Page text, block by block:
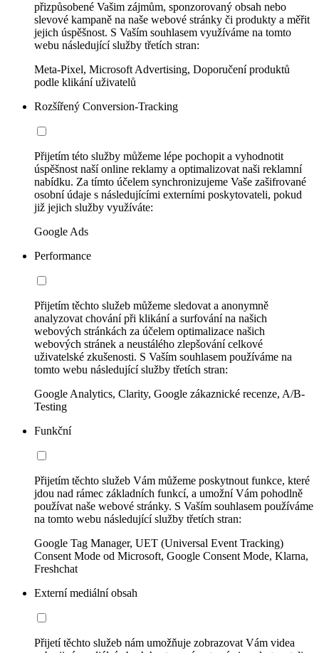
přizpůsobené Vašim zájmům, sponzorovaný obsah nebo
slevové kampaně na naše webové stránky či produkty a měřit
jejich úspěšnost. S Vaším souhlasem využíváme na tomto
webu následující služby třetích stran:
Meta-Pixel, Microsoft Advertising, Doporučení produktů
podle klikání uživatelů
Rozšířený Conversion-Tracking
Přijetím této služby můžeme lépe pochopit a vyhodnotit
úspěšnost naší online reklamy a optimalizovat naši reklamní
nabídku. Za tímto účelem synchronizujeme Vaše zašifrované
osobní údaje s následujícími externími poskytovateli, pokud
již jejich služby využíváte:
Google Ads
Performance
Přijetím těchto služeb můžeme sledovat a anonymně
analyzovat chování při klikání a surfování na našich
webových stránkách za účelem optimalizace našich
webových stránek a neustálého zlepšování celkové
uživatelské zkušenosti. S Vaším souhlasem používáme na
tomto webu následující služby třetích stran:
Google Analytics, Clarity, Google zákaznické recenze, A/B-
Testing
Funkční
Přijetím těchto služeb Vám můžeme poskytnout funkce, které
jdou nad rámec základních funkcí, a umožní Vám pohodlně
používat naše webové stránky. S Vaším souhlasem používáme
na tomto webu následující služby třetích stran:
Google Tag Manager, UET (Universal Event Tracking)
Consent Mode od Microsoft, Google Consent Mode, Klarna,
Freshchat
Externí mediální obsah
Přijetí těchto služeb nám umožňuje zobrazovat Vám videa